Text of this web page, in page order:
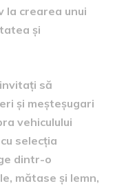
crearea unui
și
să
și meșteșugari
vehiculului
selecția
dintr-o
mătase și lemn,